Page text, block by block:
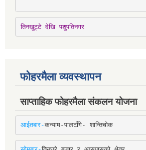
तिनखुट्टे देखि पशुपतिनगर
फोहरमैला व्यवस्थापन
साप्ताहिक फोहरमैला संकलन योजना
आईतबार-कन्याम-पालटाँगे- शान्तिचोक